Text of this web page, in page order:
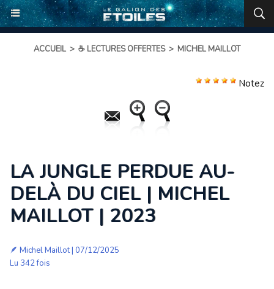
ACCUEIL > ☕ LECTURES OFFERTES > MICHEL MAILLOT
Notez
LA JUNGLE PERDUE AU-
DELÀ DU CIEL | MICHEL
MAILLOT | 2023
🪶 Michel Maillot| 07/12/2025
Lu 342 fois